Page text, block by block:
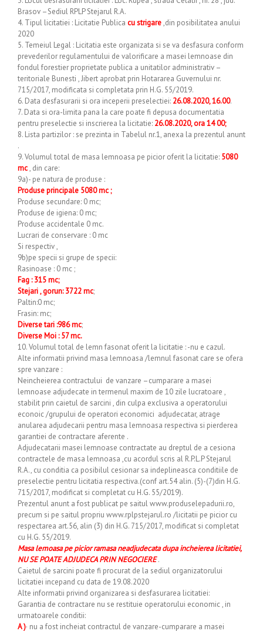
Brasov –Sediul RPLP Stejarul R.A.
4. Tipul licitatiei : Licitatie Publica cu strigare,din posibilitatea anului
2020
5. Temeiul Legal : Licitatia este organizata si se va desfasura conform
prevederilor regulamentului de valorificare a masei lemnoase din
fondul forestier proprietate publica a unitatilor administrativ –
teritoriale Bunesti , Jibert aprobat prin Hotararea Guvernului nr.
715/2017, modificata si completata prin H.G. 55/2019.
6. Data desfasurarii si ora inceperii preselectiei: 26.08.2020, 16.00.
7. Data si ora-limita pana la care poate fi depusa documentatia
pentru preselectie si inscrierea la licitatie: 26.08.2020, ora 14 00;
8. Lista partizilor : se prezinta in Tabelul nr.1, anexa la prezentul anunt
.
9. Volumul total de masa lemnoasa pe picior oferit la licitatie: 5080
mc, din care:
9a)- pe natura de produse :
Produse principale 5080 mc ;
Produse secundare: 0 mc;
Produse de igiena: 0 mc;
Produse accidentale 0 mc.
Lucrari de conservare : 0 mc
Si respectiv ,
9b)pe specii si grupe de specii:
Rasinoase : 0 mc ;
Fag : 315 mc;
Stejari , gorun: 3722 mc;
Paltin:0 mc;
Frasin: mc;
Diverse tari :986 mc;
Diverse Moi : 57 mc.
10. Volumul total de lemn fasonat oferit la licitatie : -nu e cazul.
Alte informatii privind masa lemnoasa /lemnul fasonat care se ofera
spre vanzare :
Neincheierea contractului de vanzare –cumparare a masei
lemnoase adjudecate in termenul maxim de 10 zile lucratoare ,
stabilit prin caietul de sarcini , din culpa exclusiva a operatorului
econoic /grupului de operatori economici adjudecatar, atrage
anularea adjudecarii pentru masa lemnoasa respectiva si pierderea
garantiei de contractare aferente .
Adjudecatarii masei lemnoase contractate au dreptul de a cesiona
contractele de masa lemnoasa ,cu acordul scris al R.P.L.P Stejarul
R.A., cu conditia ca posibilul cesionar sa indeplineasca conditiile de
preselectie pentru licitatia respectiva.(conf art.54 alin. (5)-(7)din H.G.
715/2017, modificat si completat cu H.G. 55/2019).
Prezentul anunt a fost publicat pe saitul www.produselepadurii.ro,
precum si pe saitul propriu www.rplpstejarul.ro /licitatii pe picior cu
respectarea art.56, alin (3) din H.G. 715/2017, modificat si completat
cu H.G. 55/2019.
Masa lemoasa pe picior ramasa neadjudecata dupa incheierea licitatiei,
NU SE POATE ADJUDECA PRIN NEGOCIERE.
Caietul de sarcini poate fi procurat de la sediul organizatorului
licitatiei incepand cu data de 19.08.2020
Alte informatii privind organizarea si desfasurarea licitatiei:
Garantia de contractare nu se restituie operatorului economic , in
urmatoarele conditii:
A )· nu a fost incheiat contractul de vanzare-cumparare a masei